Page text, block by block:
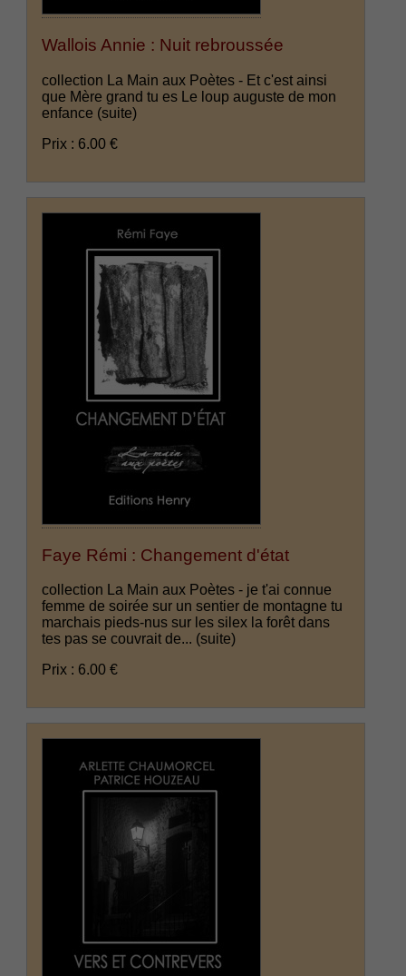
Wallois Annie : Nuit rebroussée
collection La Main aux Poètes - Et c'est ainsi
que Mère grand tu es Le loup auguste de mon
enfance (suite)
Prix : 6.00 €
Faye Rémi : Changement d'état
collection La Main aux Poètes - je t'ai connue
femme de soirée sur un sentier de montagne tu
marchais pieds-nus sur les silex la forêt dans
tes pas se couvrait de... (suite)
Prix : 6.00 €